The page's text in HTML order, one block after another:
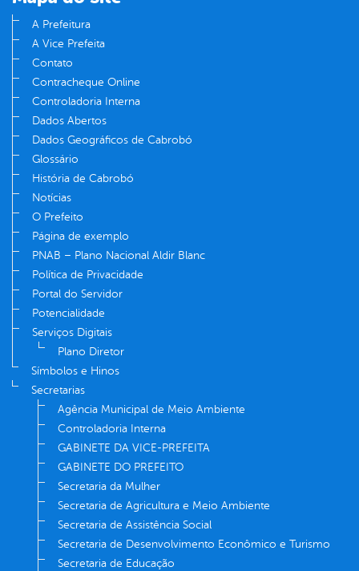
A Prefeitura
A Vice Prefeita
Contato
Contracheque Online
Controladoria Interna
Dados Abertos
Dados Geográficos de Cabrobó
Glossário
História de Cabrobó
Notícias
O Prefeito
Página de exemplo
PNAB – Plano Nacional Aldir Blanc
Política de Privacidade
Portal do Servidor
Potencialidade
Serviços Digitais
Plano Diretor
Símbolos e Hinos
Secretarias
Agência Municipal de Meio Ambiente
Controladoria Interna
GABINETE DA VICE-PREFEITA
GABINETE DO PREFEITO
Secretaria da Mulher
Secretaria de Agricultura e Meio Ambiente
Secretaria de Assistência Social
Secretaria de Desenvolvimento Econômico e Turismo
Secretaria de Educação